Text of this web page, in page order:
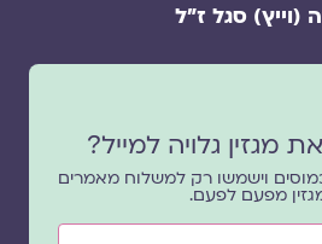
(וייץ) סגל ז"ל
מגזין גלויה למייל?
וישמשו רק למשלוח מאמרים
מפעם לפעם.